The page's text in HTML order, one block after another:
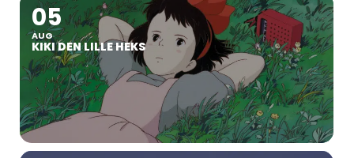
05
AUG
KIKI DEN LILLE HEKS